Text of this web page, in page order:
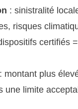
: sinistralité
risques
certifiés
: montant plus
une limite